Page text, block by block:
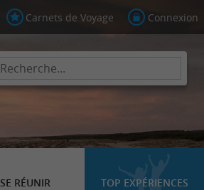
Carnets de Voyage Connexion
SE RÉUNIR TOP EXPÉRIENCES